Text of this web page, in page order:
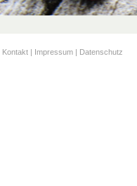
Kontakt | Impressum | Datenschutz